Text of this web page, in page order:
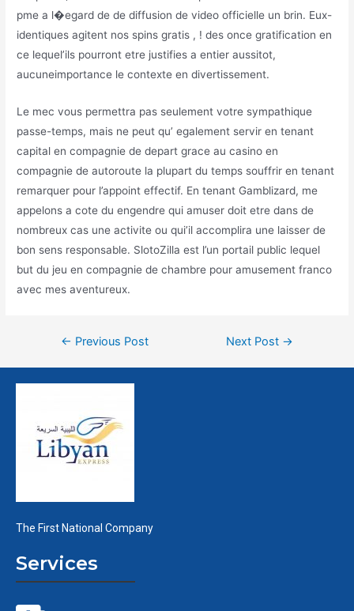
pme a l�egard de de diffusion de video officielle un brin. Eux-
identiques agitent nos spins gratis , ! des once gratification en
ce lequel’ils pourront etre justifies a entier aussitot,
aucuneimportance le contexte en divertissement.
Le mec vous permettra pas seulement votre sympathique
passe-temps, mais ne peut qu’ egalement servir en tenant
capital en compagnie de depart grace au casino en
compagnie de autoroute la plupart du temps souffrir en tenant
remarquer pour l’appoint effectif. En tenant Gamblizard, me
appelons a cote du engendre qui amuser doit etre dans de
nombreux cas une activite ou qui’il accomplira une laisser de
bon sens responsable. SlotoZilla est l’un portail public lequel
but du jeu en compagnie de chambre pour amusement franco
avec mes aventureux.
← Previous Post Next Post →
The First National Company
Services